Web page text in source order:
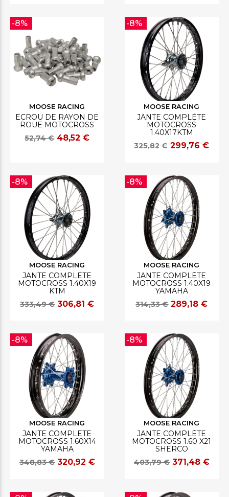
MOOSE RACING
ECROU DE RAYON DE
ROUE MOTOCROSS
52,74 € 48,52 €
-8%
MOOSE RACING
JANTE COMPLÈTE
MOTOCROSS
1.40X17KTM
325,82 € 299,76 €
-8%
MOOSE RACING
JANTE COMPLÈTE
MOTOCROSS 1.40X19
KTM
333,49 € 306,81 €
-8%
MOOSE RACING
JANTE COMPLÈTE
MOTOCROSS 1.40X19
YAMAHA
314,33 € 289,18 €
-8%
MOOSE RACING
JANTE COMPLÈTE
MOTOCROSS 1.60X14
YAMAHA
348,83 € 320,92 €
-8%
MOOSE RACING
JANTE COMPLÈTE
MOTOCROSS 1.60 X21
SHERCO
403,79 € 371,48 €
-8%